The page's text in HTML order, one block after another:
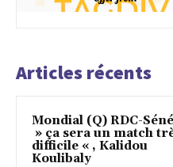
Articles récents
Mondial (Q) RDC-
» ça sera un match
difficile « , Kalidou
Koulibaly